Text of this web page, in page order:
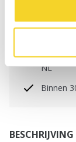
worden
Gratis
NL
Binnen
BESCHRIJVING